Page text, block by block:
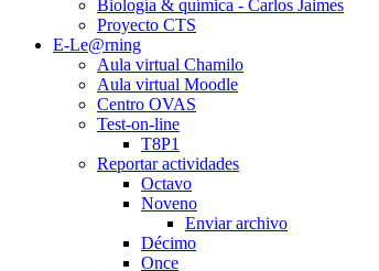
Biología & química - Carlos Jaimes
Proyecto CTS
E-Le@rning
Aula virtual Chamilo
Aula virtual Moodle
Centro OVAS
Test-on-line
T8P1
Reportar actividades
Octavo
Noveno
Enviar archivo
Décimo
Once